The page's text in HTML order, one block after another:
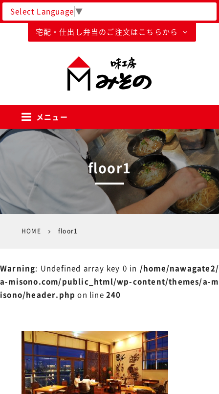
Select Language▼
宅配・仕出し弁当のご注文はこちらから
メニュー
floor1
HOME floor1
Warning: Undefined array key 0 in /home/nawagate2/
a-misono.com/public_html/wp-content/themes/a-m
isono/header.php on line240